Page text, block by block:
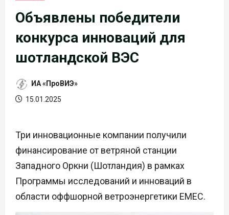
Объявлены победители
конкурса инноваций для
шотландской ВЭС
ИА «ПроВИЭ»
15.01.2025
Три инновационные компании получили
финансирование от ветряной станции
Западного Оркни (Шотландия) в рамках
Программы исследований и инноваций в
области оффшорной ветроэнергетики EMEC.